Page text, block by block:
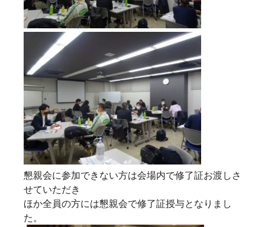
懇親会に参加できない方は会場内で修了証お渡しさ
せていただき
ほか全員の方には懇親会で修了証授与となりまし
た。